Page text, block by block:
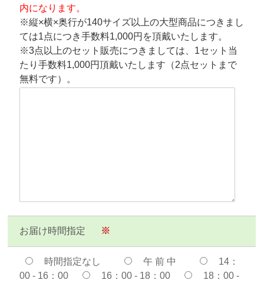
内になります。
※縦×横×奥行が140サイズ以上の大型商品につきまし
ては1点につき手数料1,000円を頂戴いたします。
※3点以上のセット販売につきましては、1セット当
たり手数料1,000円頂戴いたします（2点セットまで
無料です）。
お届け時間指定 ※
時間指定なし 午 前 中
14：
00 - 16：00
16：00 - 18：00
18：00 -